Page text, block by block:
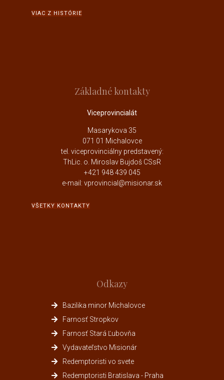
VIAC Z HISTÓRIE
Základné kontakty
Viceprovincialát
Masarykova 35
071 01 Michalovce
tel. viceprovinciálny predstavený:
ThLic. o. Miroslav Bujdoš CSsR
+421 948 439 045
e-mail: vprovincial@misionar.sk
VŠETKY KONTAKTY
Odkazy
Bazilika minor Michalovce
Farnosť Stropkov
Farnosť Stará Ľubovňa
Vydavateľstvo Misionár
Redemptoristi vo svete
Redemptoristi Bratislava - Praha